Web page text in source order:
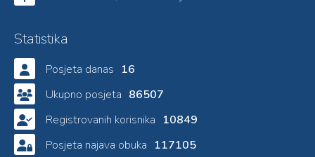
Statistika
Posjeta danas 16
Ukupno posjeta 86507
Registrovanih korisnika 10849
Posjeta najava obuka 117105